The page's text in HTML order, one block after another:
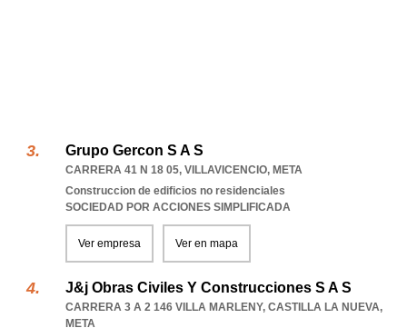
Grupo Gercon S A S
CARRERA 41 N 18 05, VILLAVICENCIO, META
Construccion de edificios no residenciales
SOCIEDAD POR ACCIONES SIMPLIFICADA
Ver empresa Ver en mapa
J&j Obras Civiles Y Construcciones S A S
CARRERA 3 A 2 146 VILLA MARLENY, CASTILLA LA NUEVA,
META